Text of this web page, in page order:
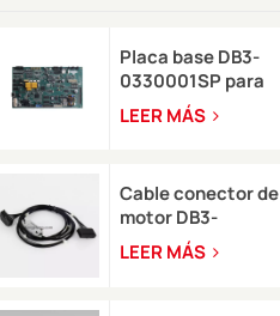
Placa base DB3-
0330001SP para
impresora de
inyección de tinta
LEER MÁS
Cable conector de
motor DB3-
0320002SP Serie A
para impresora de
LEER MÁS